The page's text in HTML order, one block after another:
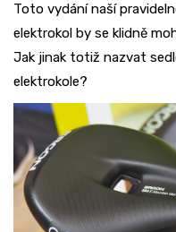
Toto vydání naší
elektrokol by se klidně
Jak jinak totiž nazvat
elektrokole?